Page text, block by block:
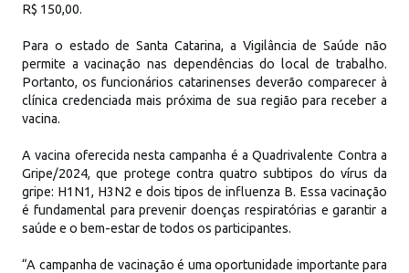
R$ 150,00.
Para o estado de Santa Catarina, a Vigilância de Saúde não
permite a vacinação nas dependências do local de trabalho.
Portanto, os funcionários catarinenses deverão comparecer à
clínica credenciada mais próxima de sua região para receber a
vacina.
A vacina oferecida nesta campanha é a Quadrivalente Contra a
Gripe/2024, que protege contra quatro subtipos do vírus da
gripe: H1N1, H3N2 e dois tipos de influenza B. Essa vacinação
é fundamental para prevenir doenças respiratórias e garantir a
saúde e o bem-estar de todos os participantes.
“A campanha de vacinação é uma oportunidade importante para